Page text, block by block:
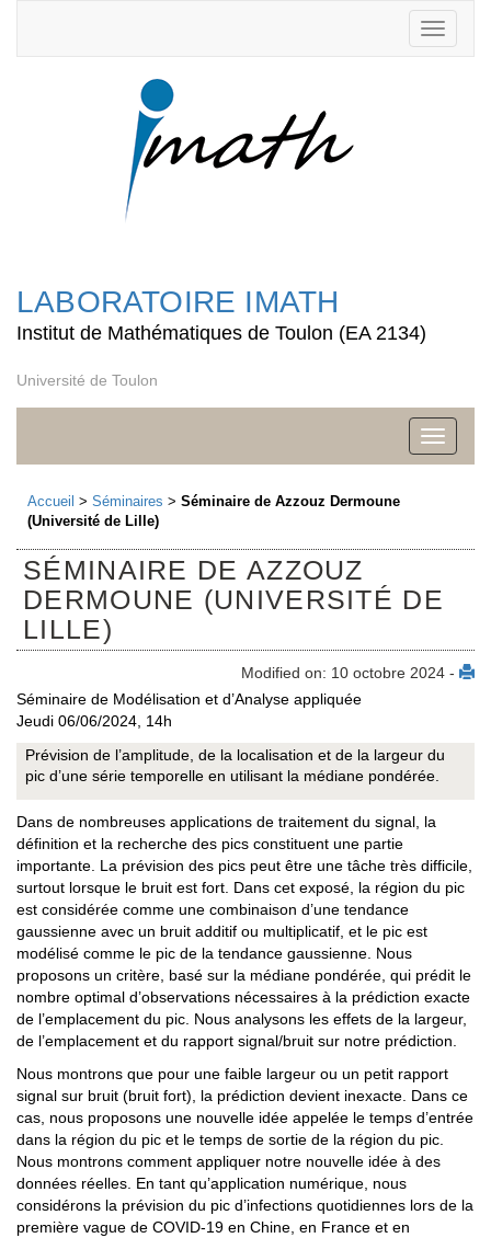
Toggle
LABORATOIRE IMATH
Institut de Mathématiques de Toulon (EA 2134)
Université de Toulon
Toggle
Accueil > Séminaires > Séminaire de Azzouz Dermoune
(Université de Lille)
SÉMINAIRE DE AZZOUZ
DERMOUNE (UNIVERSITÉ DE
LILLE)
Modified on: 10 octobre 2024 -
Séminaire de Modélisation et d’Analyse appliquée
Jeudi 06/06/2024, 14h
Prévision de l’amplitude, de la localisation et de la largeur du
pic d’une série temporelle en utilisant la médiane pondérée.
Dans de nombreuses applications de traitement du signal, la
définition et la recherche des pics constituent une partie
importante. La prévision des pics peut être une tâche très difficile,
surtout lorsque le bruit est fort. Dans cet exposé, la région du pic
est considérée comme une combinaison d’une tendance
gaussienne avec un bruit additif ou multiplicatif, et le pic est
modélisé comme le pic de la tendance gaussienne. Nous
proposons un critère, basé sur la médiane pondérée, qui prédit le
nombre optimal d’observations nécessaires à la prédiction exacte
de l’emplacement du pic. Nous analysons les effets de la largeur,
de l’emplacement et du rapport signal/bruit sur notre prédiction.
Nous montrons que pour une faible largeur ou un petit rapport
signal sur bruit (bruit fort), la prédiction devient inexacte. Dans ce
cas, nous proposons une nouvelle idée appelée le temps d’entrée
dans la région du pic et le temps de sortie de la région du pic.
Nous montrons comment appliquer notre nouvelle idée à des
données réelles. En tant qu’application numérique, nous
considérons la prévision du pic d’infections quotidiennes lors de la
première vague de COVID-19 en Chine, en France et en